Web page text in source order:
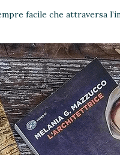
facile che attraversa